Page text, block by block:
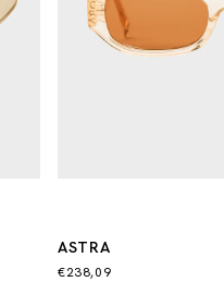
ASTRA
€238,09